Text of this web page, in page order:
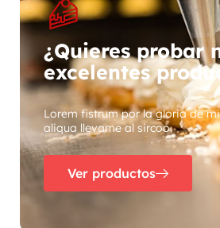
¿Quieres probar
excelentes
Lorem fistrum por la gloria de
aliqua llevame al sircoo.
Ver productos